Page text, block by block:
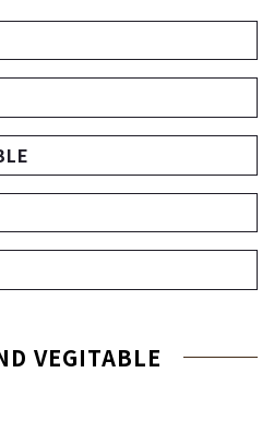
VEGITABLE